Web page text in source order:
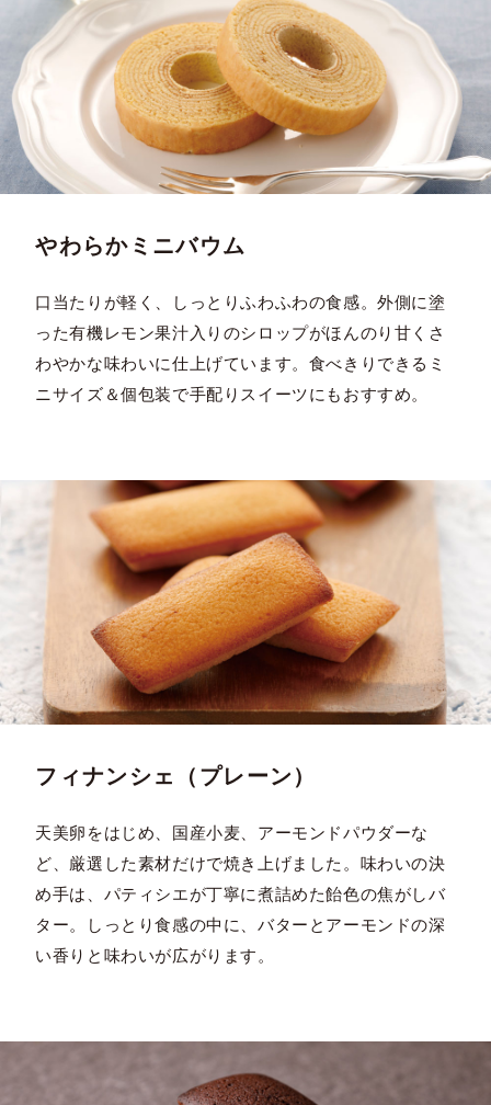
やわらかミニバウム
口当たりが軽く、しっとりふわふわの食感。外側に塗
った有機レモン果汁入りのシロップがほんのり甘くさ
わやかな味わいに仕上げています。食べきりできるミ
ニサイズ＆個包装で手配りスイーツにもおすすめ。
フィナンシェ（プレーン）
天美卵をはじめ、国産小麦、アーモンドパウダーな
ど、厳選した素材だけで焼き上げました。味わいの決
め手は、パティシエが丁寧に煮詰めた飴色の焦がしバ
ター。しっとり食感の中に、バターとアーモンドの深
い香りと味わいが広がります。